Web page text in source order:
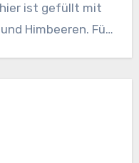
ist gefüllt mit
Himbeeren. Für